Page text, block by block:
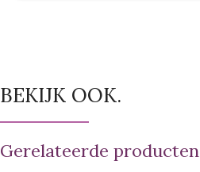
BEKIJK OOK.
Gerelateerde producten